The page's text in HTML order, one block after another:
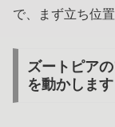
で、まず立ち位
ズートピア
を動かします